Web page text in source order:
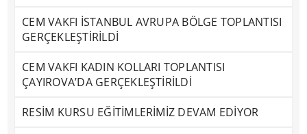
CEM VAKFI İSTANBUL AVRUPA BÖLGE TOPLANTISI
GERÇEKLEŞTİRİLDİ
CEM VAKFI KADIN KOLLARI TOPLANTISI
ÇAYIROVA’DA GERÇEKLEŞTİRİLDİ
RESİM KURSU EĞİTİMLERİMİZ DEVAM EDİYOR